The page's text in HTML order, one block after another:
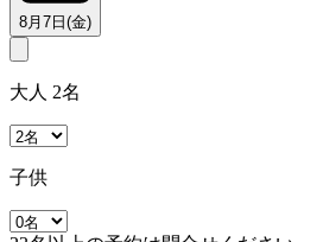
8月7日(金)
大人 2名
子供